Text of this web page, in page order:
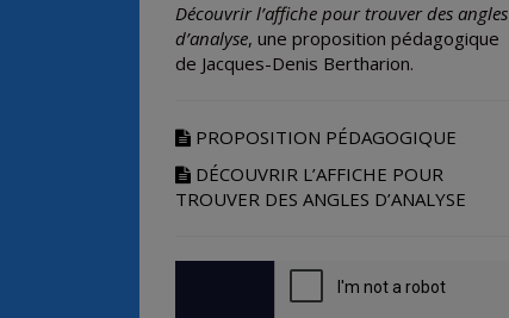
Découvrir l’affiche pour trouver des angles
d’analyse, une proposition pédagogique
de Jacques-Denis Bertharion.
PROPOSITION PÉDAGOGIQUE
DÉCOUVRIR L’AFFICHE POUR
TROUVER DES ANGLES D’ANALYSE